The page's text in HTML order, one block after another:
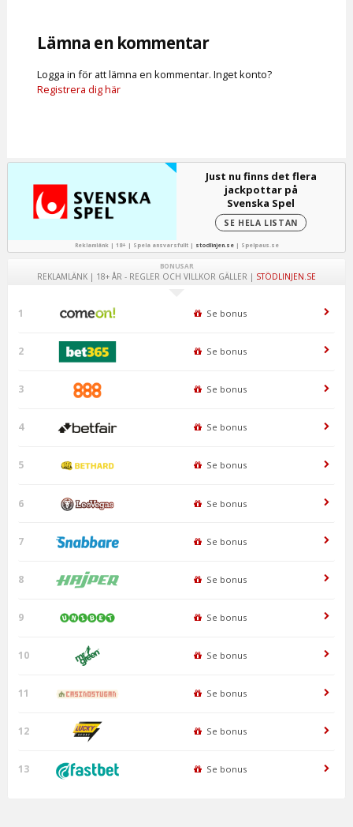
Lämna en kommentar
Logga in för att lämna en kommentar. Inget konto?
Registrera dig här
Just nu finns det flera
jackpottar på
Svenska Spel
SE HELA LISTAN
Reklamlänk | 18+ | Spela ansvarsfullt | stodlinjen.se| Spelpaus.se
BONUSAR
REKLAMLÄNK | 18+ ÅR - REGLER OCH VILLKOR GÄLLER | STÖDLINJEN.SE
1 Se bonus
2 Se bonus
3 Se bonus
4 Se bonus
5 Se bonus
6 Se bonus
7 Se bonus
8 Se bonus
9 Se bonus
10 Se bonus
11 Se bonus
12 Se bonus
13 Se bonus